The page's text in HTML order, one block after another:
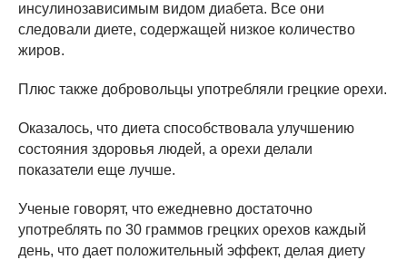
инсулинозависимым видом диабета. Все они
следовали диете, содержащей низкое количество
жиров.
Плюс также добровольцы употребляли грецкие орехи.
Оказалось, что диета способствовала улучшению
состояния здоровья людей, а орехи делали
показатели еще лучше.
Ученые говорят, что ежедневно достаточно
употреблять по 30 граммов грецких орехов каждый
день, что дает положительный эффект, делая диету